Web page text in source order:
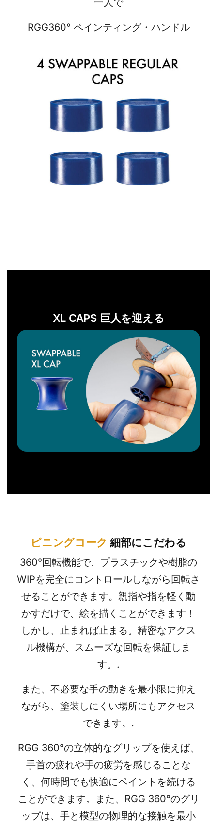
RGG360° ペインティング・ハンドル
XL CAPS 巨人を迎える
ピニングコーク 細部にこだわる
360°回転機能で、プラスチックや樹脂の
WIPを完全にコントロールしながら回転さ
せることができます。親指や指を軽く動
かすだけで、絵を描くことができます！
しかし、止まれば止まる。精密なアクス
ル機構が、スムーズな回転を保証しま
す。.
また、不必要な手の動きを最小限に抑え
ながら、塗装しにくい場所にもアクセス
できます。.
RGG 360°の立体的なグリップを使えば、
手首の疲れや手の疲労を感じることな
く、何時間でも快適にペイントを続ける
ことができます。また、RGG 360°のグリ
ップは、手と模型の物理的な接触を最小